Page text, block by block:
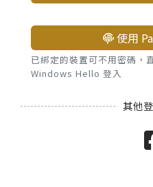
使用
已綁定的裝置可不用密碼
Windows Hello 登入